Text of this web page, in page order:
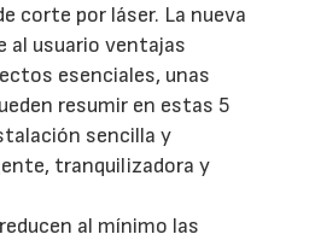
corte por láser. La nueva
al usuario ventajas
esenciales, unas
resumir en estas 5
sencilla y
tranquilizadora y
al mínimo las